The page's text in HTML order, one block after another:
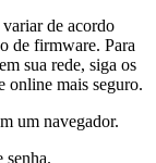
de acordo
de firmware. Para
sua rede, siga os
online mais seguro.
um navegador.
senha.